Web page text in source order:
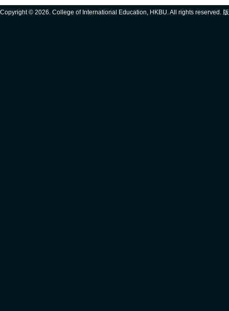
Copyright © 2026. College of International Education, HKBU. All rights reserved.